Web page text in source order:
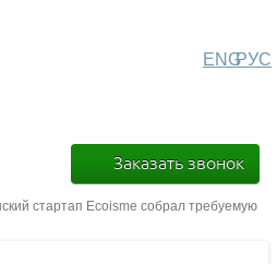
РУС
ENG
Заказать звонок
стартап Ecoisme собрал требуемую